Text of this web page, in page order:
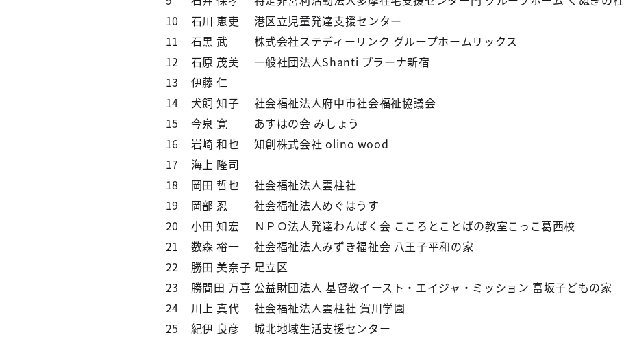
10
石川 恵吏
港区立児童発達支援センター
11
石黒 武
株式会社ステディーリンク グループホームリックス
12
石原 茂美
一般社団法人Shanti プラーナ新宿
13
伊藤 仁
14
犬飼 知子
社会福祉法人府中市社会福祉協議会
15
今泉 寛
あすはの会 みしょう
16
岩崎 和也
知創株式会社 olino wood
17
海上 隆司
18
岡田 哲也
社会福祉法人雲柱社
19
岡部 忍
社会福祉法人めぐはうす
20
小田 知宏
ＮＰＯ法人発達わんぱく会 こころとことばの教室こっこ葛西校
21
数森 裕一
社会福祉法人みずき福祉会 八王子平和の家
22
勝田 美奈子 足立区
23
勝間田 万喜 公益財団法人 基督教イースト・エイジャ・ミッション 富坂子どもの家
24
川上 真代
社会福祉法人雲柱社 賀川学園
25
紀伊 良彦
城北地域生活支援センター